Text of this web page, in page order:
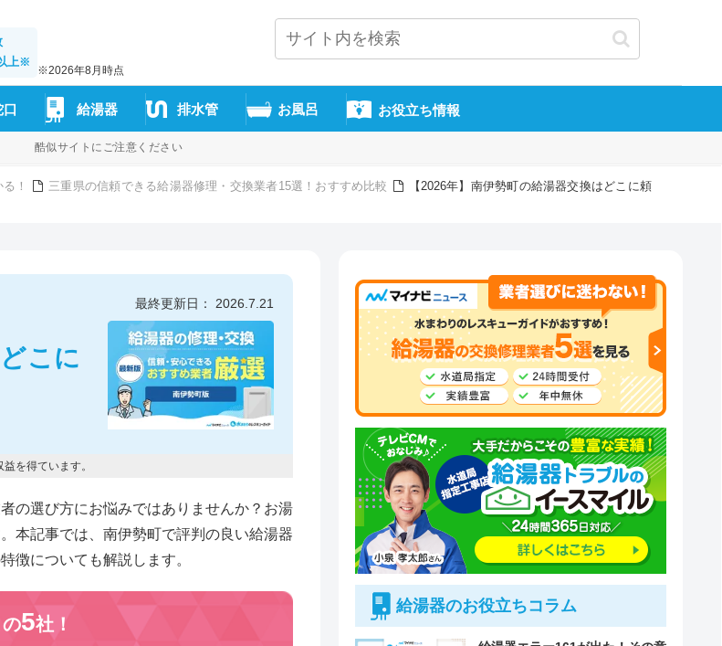
上※
※2026年8月時点
口 給湯器 排水管 お風呂 お役立ち情報
酷似サイトにご注意ください
！ 三重県の信頼できる給湯器修理・交換業者15選！おすすめ比較
【2026年】南伊勢町の給湯器交換はどこに頼
こに
最終更新日： 2026.7.21
を得ています。
の選び方にお悩みではありませんか？お湯
本記事では、南伊勢町で評判の良い給湯器
徴についても解説します。
5社！
給湯器のお役立ちコラム